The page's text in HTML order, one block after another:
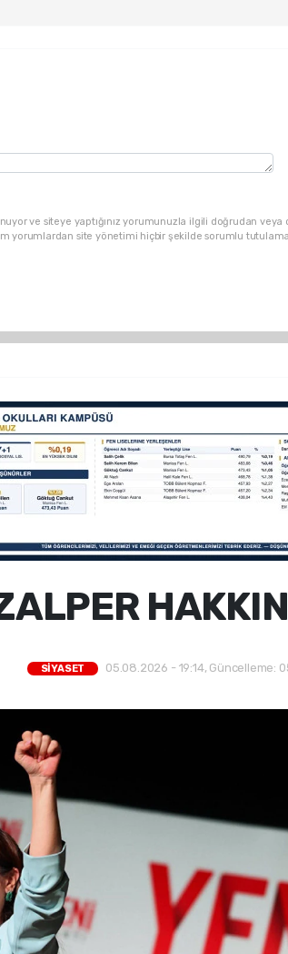
ve siteye yaptığınız yorumunuzla ilgili doğrudan veya
yorumlardan site yönetimi hiçbir şekilde sorumlu
SİYASET 05.08.2026 - 19:14, Güncelleme: